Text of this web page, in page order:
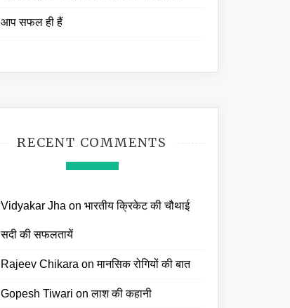
आप सफल ही हैं
RECENT COMMENTS
Vidyakar Jha on भारतीय क्रिकेट की चौथाई
सदी की सफलतायें
Rajeev Chikara onमानसिक रोगियों की बात
Gopesh Tiwari onलाश की कहानी